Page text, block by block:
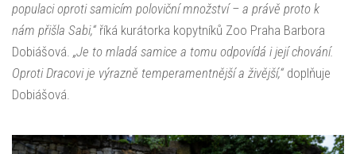
populaci oproti samicím poloviční množství – a právě proto k
nám přišla Sabi,“ říká kurátorka kopytníků Zoo Praha Barbora
Dobiášová. „Je to mladá samice a tomu odpovídá i její chování.
Oproti Dracovi je výrazně temperamentnější a živější,“ doplňuje
Dobiášová.